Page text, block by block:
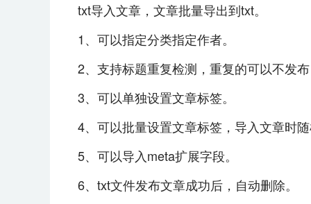
txt导入文章，文章批量导出到txt。
1、可以指定分类指定作者。
2、支持标题重复检测，重复的可以不发
3、可以单独设置文章标签。
4、可以批量设置文章标签，导入文章时
5、可以导入meta扩展字段。
6、txt文件发布文章成功后，自动删除。